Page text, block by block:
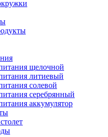
щелочной
литиевый
солевой
серебрянный
аккумулятор